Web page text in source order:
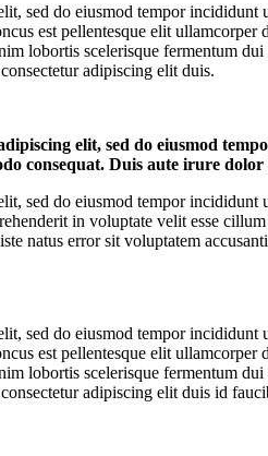
sed do eiusmod tempor
est pellentesque elit
lobortis scelerisque fermentum
adipiscing elit duis.
elit, sed do eiusmod
consequat. Duis aute irure
sed do eiusmod tempor
in voluptate velit esse
natus error sit voluptatem
sed do eiusmod tempor
est pellentesque elit
lobortis scelerisque fermentum
adipiscing elit duis id